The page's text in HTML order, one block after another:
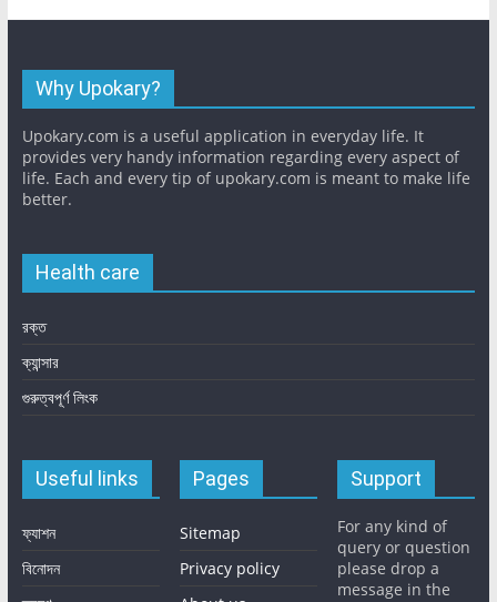
Why Upokary?
Upokary.com is a useful application in everyday life. It
provides very handy information regarding every aspect of
life. Each and every tip of upokary.com is meant to make life
better.
Health care
রক্ত
ক্যান্সার
গুরুত্বপূর্ণ লিংক
Useful links
ফ্যাশন
বিনোদন
Pages
Sitemap
Privacy policy
Support
For any kind of
query or question
please drop a
message in the